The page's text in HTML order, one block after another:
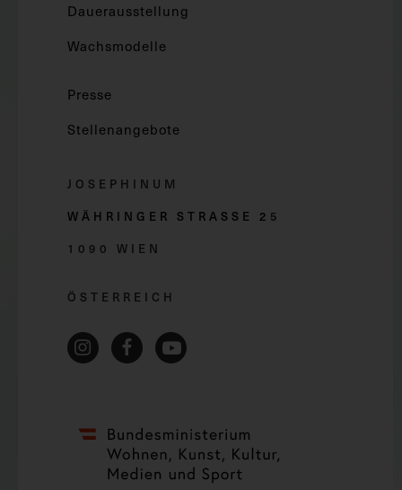
Dauerausstellung
Wachsmodelle
Presse
Stellenangebote
JOSEPHINUM
WÄHRINGER STRASSE 2 5
1090 WIEN
ÖSTERREICH